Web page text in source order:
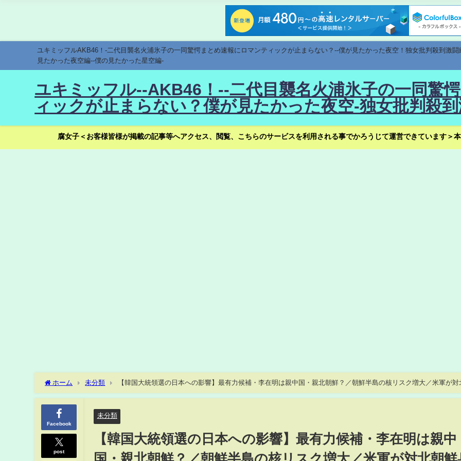
ユキミッフルAKB46！-二代目襲名火浦氷子の一同驚愕まとめ速報にロマンティックが止まらない？--僕が見たかった夜空！独女批判殺到激
見たかった夜空編--僕の見たかった星空編-
ユキミッフル--AKB46！--二代目襲名火浦氷子の一同驚
ィックが止まらない？僕が見たかった夜空-独女批判殺
腐女子＜お客様皆様が掲載の記事等へアクセス、閲覧、こちらのサービスを利用される事でかろうじて運営できています＞
ホーム 未分類
【韓国大統領選の日本への影響】最有力候補・李在明は親中国・親北朝鮮？／朝鮮半島の核リスク増大／米軍が対
鮮兵力を削減か／台湾有事への北朝鮮の参戦も／李相哲×牧野愛博×磯貝初奈【政策超分析】
Facebook
post
未分類
【韓国大統領選の日本への影響】最有力候補・李在明は親中
国・親北朝鮮？／朝鮮半島の核リスク増大／米軍が対北朝鮮